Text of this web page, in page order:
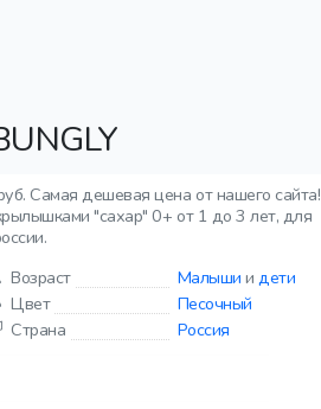
Самая дешевая цена от нашего сайта!
"сахар" 0+ от 1 до 3 лет, для
Возраст Малыши идети
Цвет
Песочный
Страна
Россия